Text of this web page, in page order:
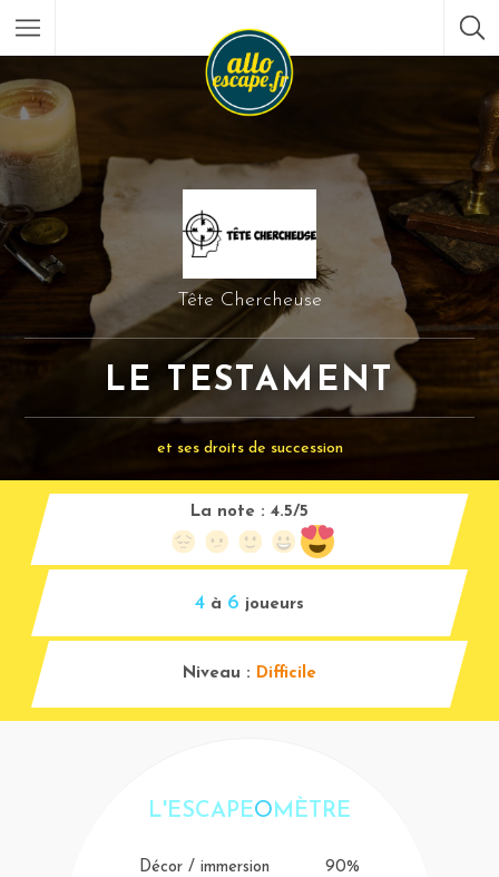
Tête Chercheuse
LE TESTAMENT
et ses droits de succession
4 à 6 joueurs
La note : 4.5/5
Niveau : Difficile
L'ESCAPEOMÈTRE
Décor / immersion 90%